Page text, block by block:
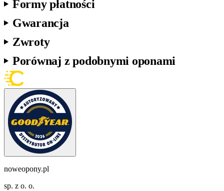
Formy płatności
Gwarancja
Zwroty
Porównaj z podobnymi oponami
noweopony.pl
sp. z o. o.